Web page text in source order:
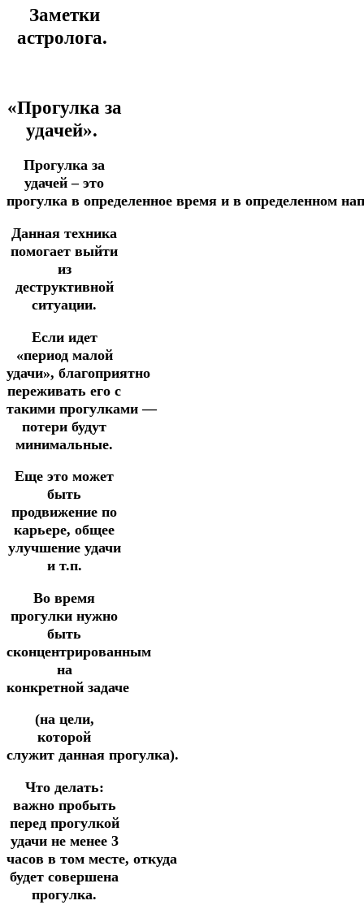
Заметки
астролога.
«Прогулка за
удачей».
Прогулка за
удачей – это
прогулка в определенное время и в определенном
Данная техника
помогает выйти
из
деструктивной
ситуации.
Если идет
«период малой
удачи», благоприятно
переживать его с
такими прогулками—
потери будут
минимальные.
Еще это может
быть
продвижение по
карьере, общее
улучшение удачи
и т.п.
Во время
прогулки нужно
быть
сконцентрированным
на
конкретной задаче
(на цели,
которой
служит данная прогулка).
Что делать:
важно пробыть
перед прогулкой
удачи не менее 3
часов в том месте, откуда
будет совершена
прогулка.